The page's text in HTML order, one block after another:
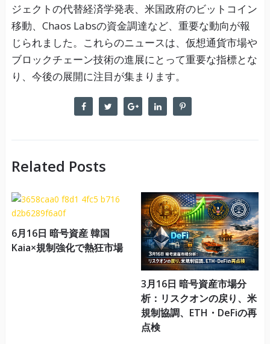
ジェクトの代替経済学発表、米国政府のビットコイン
移動、Chaos Labsの資金調達など、重要な動向が報
じられました。これらのニュースは、仮想通貨市場や
ブロックチェーン技術の進展にとって重要な指標とな
り、今後の展開に注目が集まります。
Related Posts
6月16日 暗号資産 韓国
Kaia×規制強化で熱狂市場
3月16日 暗号資産市場分
析：リスクオンの戻り、米
規制協調、ETH・DeFiの再
点検